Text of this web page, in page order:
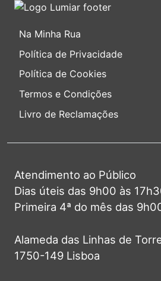
Na Minha Rua
Política de Privacidade
Política de Cookies
Termos e Condições
Livro de Reclamações
Atendimento ao Público
Dias úteis das 9h00 às
Primeira 4ª do mês das
Alameda das Linhas de
1750-149 Lisboa